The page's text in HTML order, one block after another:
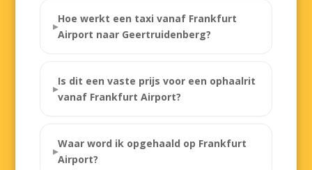
Hoe werkt een taxi vanaf Frankfurt
Airport naar Geertruidenberg?
Is dit een vaste prijs voor een ophaalrit
vanaf Frankfurt Airport?
Waar word ik opgehaald op Frankfurt
Airport?